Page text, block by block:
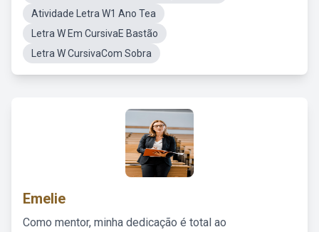
Atividade Letra W1 Ano Tea
Letra W Em CursivaE Bastão
Letra W CursivaCom Sobra
Emelie
Como mentor, minha dedicação é total ao